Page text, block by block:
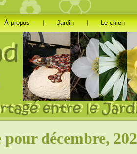
À propos Jardin Le chien
décembre,